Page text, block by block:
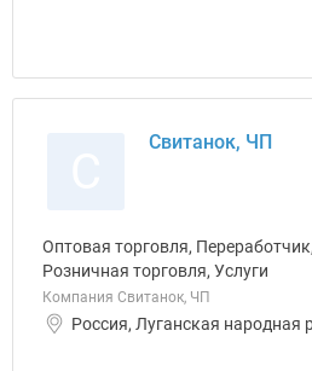
Свитанок, ЧП
Оптовая торговля,
Розничная торговля, Услуги
Компания Свитанок, ЧП
Россия, Луганская народная